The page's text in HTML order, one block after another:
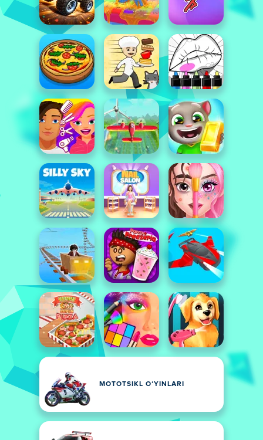
MOTOTSIKL OʻYINLARI